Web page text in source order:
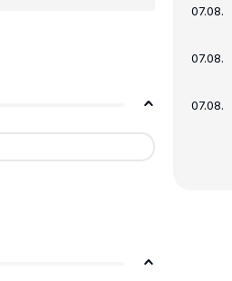
07.08.
07.08.
07.08.